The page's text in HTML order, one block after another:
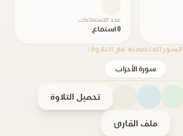
عدد الاستماعات
0 استماع
السور المتضمنة في التلاوة:
سورة الأحزاب
تحميل التلاوة
ملف القارئ